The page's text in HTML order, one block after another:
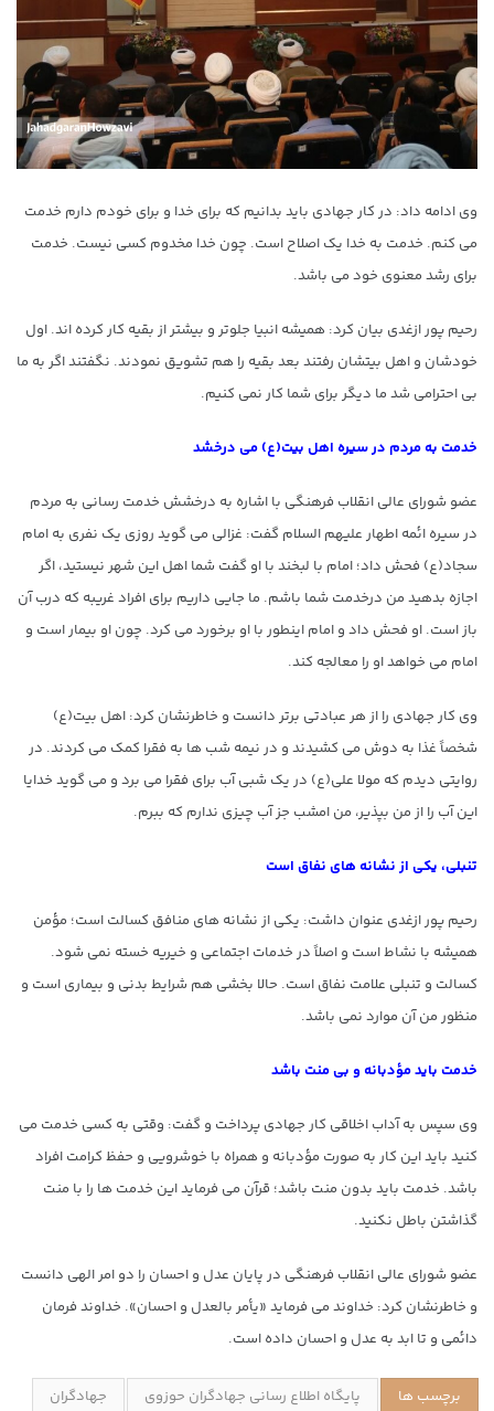
وی ادامه داد: در کار جهادی باید بدانیم که برای خدا و برای خودم دارم خدمت
می کنم. خدمت به خدا یک اصلاح است. چون خدا مخدوم کسی نیست. خدمت
برای رشد معنوی خود می باشد.
رحیم پور ازغدی بیان کرد: همیشه انبیا جلوتر و بیشتر از بقیه کار کرده اند. اول
خودشان و اهل بیتشان رفتند بعد بقیه را هم تشویق نمودند. نگفتند اگر به ما
بی احترامی شد ما دیگر برای شما کار نمی کنیم.
خدمت به مردم در سیره اهل بیت(ع) می درخشد
عضو شورای عالی انقلاب فرهنگی با اشاره به درخشش خدمت رسانی به مردم
در سیره ائمه اطهار علیهم السلام گفت: غزالی می گوید روزی یک نفری به امام
سجاد(ع) فحش داد؛ امام با لبخند با او گفت شما اهل این شهر نیستید، اگر
اجازه بدهید من درخدمت شما باشم. ما جایی داریم برای افراد غریبه که درب آن
باز است. او فحش داد و امام اینطور با او برخورد می کرد. چون او بیمار است و
امام می خواهد او را معالجه کند.
وی کار جهادی را از هر عبادتی برتر دانست و خاطرنشان کرد: اهل بیت(ع)
شخصاً غذا به دوش می کشیدند و در نیمه شب ها به فقرا کمک می کردند. در
روایتی دیدم که مولا علی(ع) در یک شبی آب برای فقرا می برد و می گوید خدایا
این آب را از من بپذیر، من امشب جز آب چیزی ندارم که ببرم.
تنبلی، یکی از نشانه های نفاق است
رحیم پور ازغدی عنوان داشت: یکی از نشانه های منافق کسالت است؛ مؤمن
همیشه با نشاط است و اصلاً در خدمات اجتماعی و خیریه خسته نمی شود.
کسالت و تنبلی علامت نفاق است. حالا بخشی هم شرایط بدنی و بیماری است و
منظور من آن موارد نمی باشد.
خدمت باید مؤدبانه و بی منت باشد
وی سپس به آداب اخلاقی کار جهادی پرداخت و گفت: وقتی به کسی خدمت می
کنید باید این کار به صورت مؤدبانه و همراه با خوشرویی و حفظ کرامت افراد
باشد. خدمت باید بدون منت باشد؛ قرآن می فرماید این خدمت ها را با منت
گذاشتن باطل نکنید.
عضو شورای عالی انقلاب فرهنگی در پایان عدل و احسان را دو امر الهی دانست
و خاطرنشان کرد: خداوند می فرماید «یأمر بالعدل و احسان». خداوند فرمان
دائمی و تا ابد به عدل و احسان داده است.
برچسب ها پایگاه اطلاع رسانی جهادگران حوزوی
جهادگران